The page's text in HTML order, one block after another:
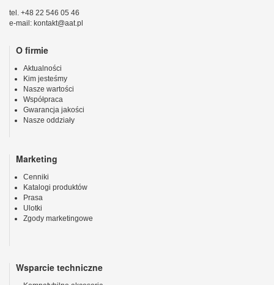
tel. +48 22 546 05 46
e-mail: kontakt@aat.pl
O firmie
Aktualności
Kim jesteśmy
Nasze wartości
Współpraca
Gwarancja jakości
Nasze oddziały
Marketing
Cenniki
Katalogi produktów
Prasa
Ulotki
Zgody marketingowe
Wsparcie techniczne